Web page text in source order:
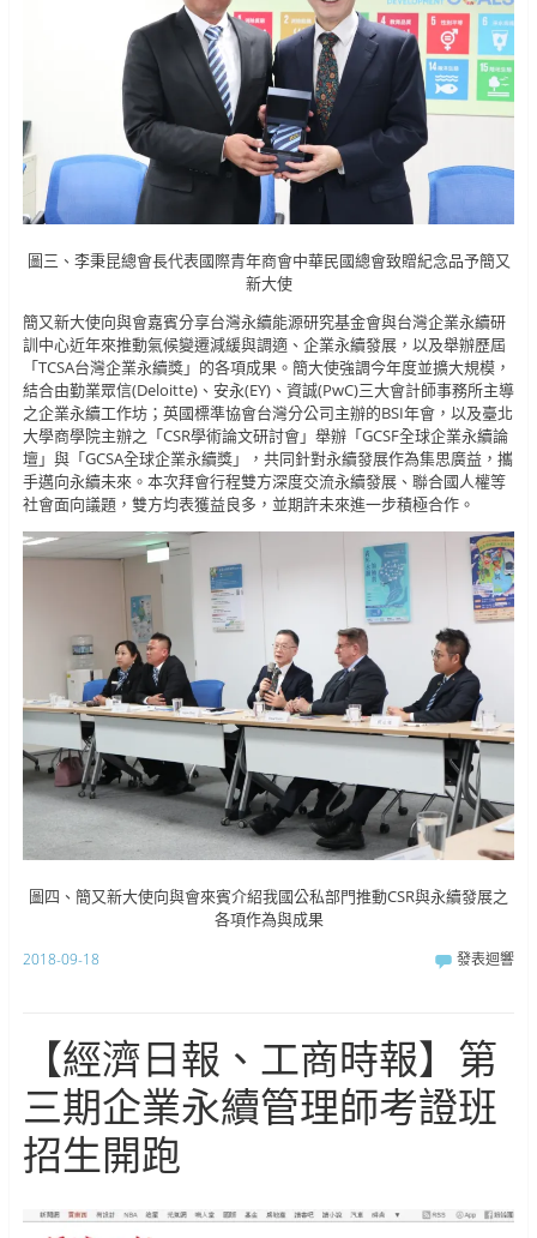
圖三、李秉昆總會長代表國際青年商會中華民國總會致贈紀念品予簡又
新大使
簡又新大使向與會嘉賓分享台灣永續能源研究基金會與台灣企業永續研
訓中心近年來推動氣候變遷減緩與調適、企業永續發展，以及舉辦歷屆
「TCSA台灣企業永續獎」的各項成果。簡大使強調今年度並擴大規模，
結合由勤業眾信(Deloitte)、安永(EY)、資誠(PwC)三大會計師事務所主導
之企業永續工作坊；英國標準協會台灣分公司主辦的BSI年會，以及臺北
大學商學院主辦之「CSR學術論文研討會」舉辦「GCSF全球企業永續論
壇」與「GCSA全球企業永續獎」，共同針對永續發展作為集思廣益，攜
手邁向永續未來。本次拜會行程雙方深度交流永續發展、聯合國人權等
社會面向議題，雙方均表獲益良多，並期許未來進一步積極合作。
圖四、簡又新大使向與會來賓介紹我國公私部門推動CSR與永續發展之
各項作為與成果
2018-09-18 發表迴響
【經濟日報、工商時報】第
三期企業永續管理師考證班
招生開跑